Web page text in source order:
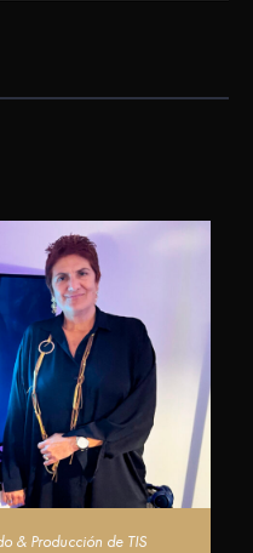
& Producción de TIS